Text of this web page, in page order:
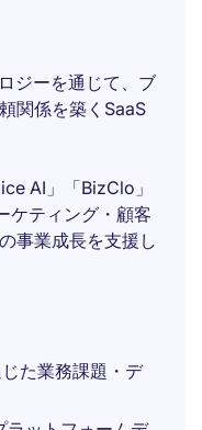
ジーを通じて、ブ
関係を築くSaaS
AI」「BizClo」
ケティング・顧客
事業成長を支援し
た業務課題・デ